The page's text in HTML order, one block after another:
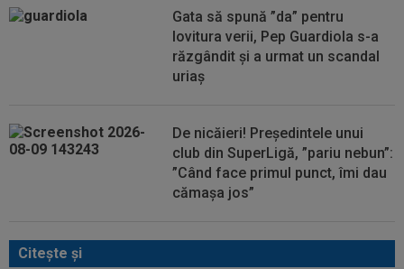
Gata să spună ”da” pentru
lovitura verii, Pep Guardiola s-a
răzgândit și a urmat un scandal
uriaș
De nicăieri! Președintele unui
club din SuperLigă, ”pariu nebun”:
”Când face primul punct, îmi dau
cămașa jos”
Citeşte şi